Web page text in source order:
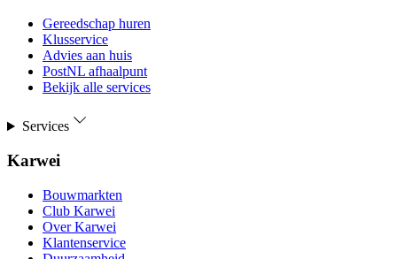
Gereedschap huren
Klusservice
Advies aan huis
PostNL afhaalpunt
Bekijk alle services
Services
Karwei
Bouwmarkten
Club Karwei
Over Karwei
Klantenservice